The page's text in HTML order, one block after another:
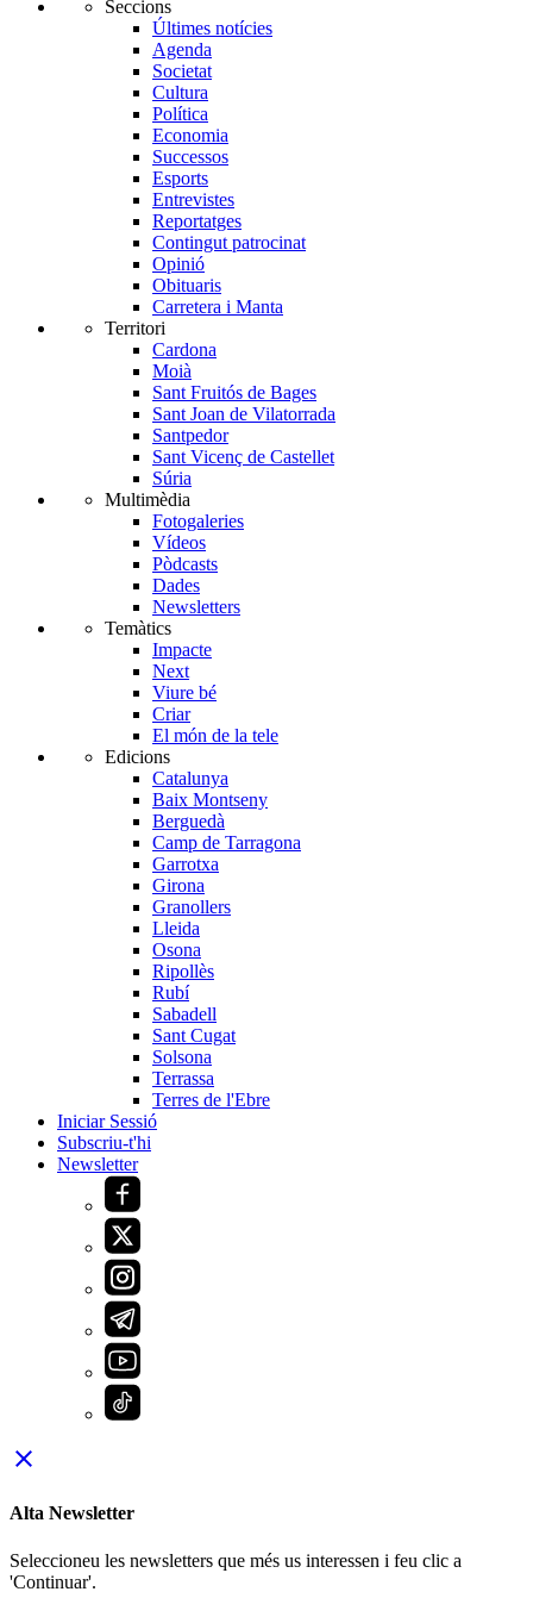
Seccions
Últimes notícies
Agenda
Societat
Cultura
Política
Economia
Successos
Esports
Entrevistes
Reportatges
Contingut patrocinat
Opinió
Obituaris
Carretera i Manta
Territori
Cardona
Moià
Sant Fruitós de Bages
Sant Joan de Vilatorrada
Santpedor
Sant Vicenç de Castellet
Súria
Multimèdia
Fotogaleries
Vídeos
Pòdcasts
Dades
Newsletters
Temàtics
Impacte
Next
Viure bé
Criar
El món de la tele
Edicions
Catalunya
Baix Montseny
Berguedà
Camp de Tarragona
Garrotxa
Girona
Granollers
Lleida
Osona
Ripollès
Rubí
Sabadell
Sant Cugat
Solsona
Terrassa
Terres de l'Ebre
Iniciar Sessió
Subscriu-t'hi
Newsletter
close
Alta Newsletter
Seleccioneu les newsletters que més us interessen i feu clic a
'Continuar'.